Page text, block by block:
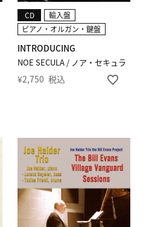
NOE SECULA / ノア・セキュラ
INTRODUCING
CD
輸入盤
ピアノ・オルガン・鍵盤
¥2,750 税込